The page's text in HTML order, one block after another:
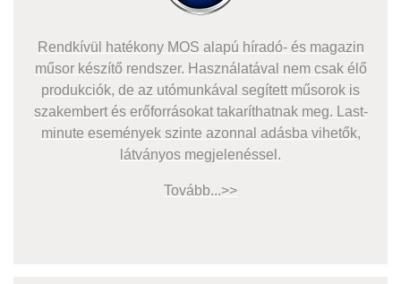
Rendkívül hatékony MOS alapú híradó- és magazin
műsor készítő rendszer. Használatával nem csak élő
produkciók, de az utómunkával segített műsorok is
szakembert és erőforrásokat takaríthatnak meg. Last-
minute események szinte azonnal adásba vihetők,
látványos megjelenéssel.
Tovább...>>